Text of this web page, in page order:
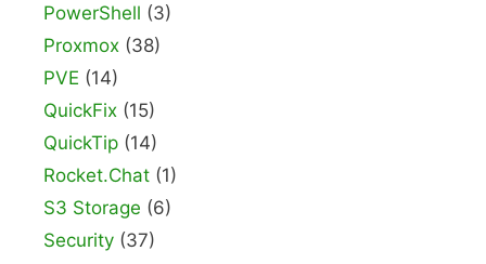
PowerShell (3)
Proxmox (38)
PVE (14)
QuickFix (15)
QuickTip (14)
Rocket.Chat (1)
S3 Storage (6)
Security (37)